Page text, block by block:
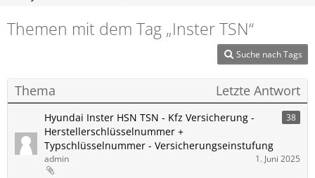
Themen mit dem Tag „Inster​​​​ TSN“
Suche nach Tags
Thema Letzte Antwort
Hyundai Inster HSN TSN - Kfz Versicherung -
Herstellerschlüsselnummer +
Typschlüsselnummer - Versicherungseinstufung
38
admin 1. Juni 2025